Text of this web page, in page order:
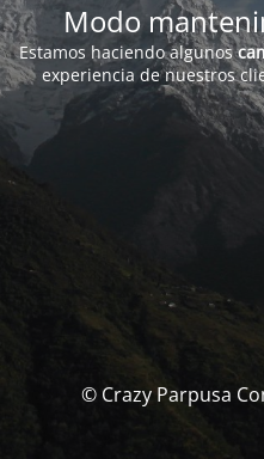
Modo
Estamos haciendo algunos
experiencia de nuestros
© Crazy Parpusa